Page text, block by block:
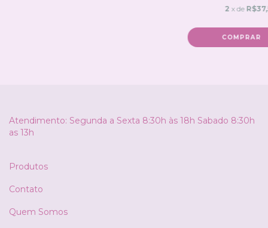
2 x de
COMPRAR
Atendimento: Segunda a Sexta 8:30h às 18h Sabado 8:30h
as 13h
Produtos
Contato
Quem Somos